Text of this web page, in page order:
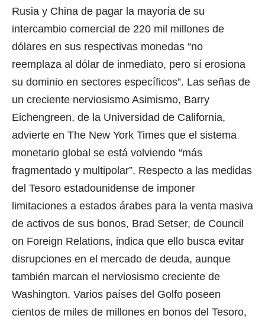
Rusia y China de pagar la mayoría de su
intercambio comercial de 220 mil millones de
dólares en sus respectivas monedas “no
reemplaza al dólar de inmediato, pero sí erosiona
su dominio en sectores específicos”. Las señas de
un creciente nerviosismo Asimismo, Barry
Eichengreen, de la Universidad de California,
advierte en The New York Times que el sistema
monetario global se está volviendo “más
fragmentado y multipolar”. Respecto a las medidas
del Tesoro estadounidense de imponer
limitaciones a estados árabes para la venta masiva
de activos de sus bonos, Brad Setser, de Council
on Foreign Relations, indica que ello busca evitar
disrupciones en el mercado de deuda, aunque
también marcan el nerviosismo creciente de
Washington. Varios países del Golfo poseen
cientos de miles de millones en bonos del Tesoro,